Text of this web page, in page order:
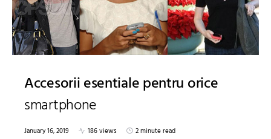
Accesorii esentiale pentru orice
smartphone
January 16, 2019 186 views
2 minute read